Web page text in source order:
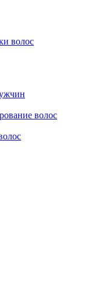
волос
волос